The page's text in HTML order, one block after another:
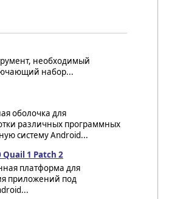
необходимый
набор...
оболочка для
различных программных
систему Android...
Quail 1 Patch 2
платформа для
приложений под